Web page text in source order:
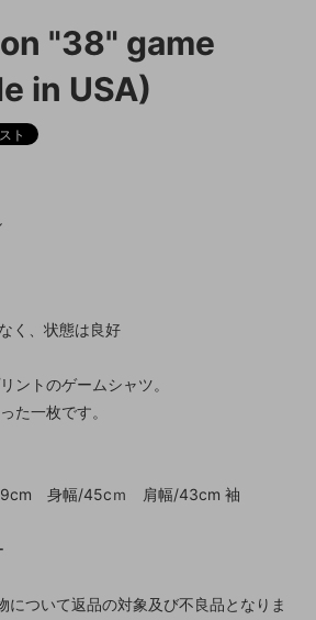
"38" game
in USA)
く、状態は良好
ントのゲームシャツ。
た一枚です。
身幅/45cｍ 肩幅/43cm 袖
について返品の対象及び不良品となりま